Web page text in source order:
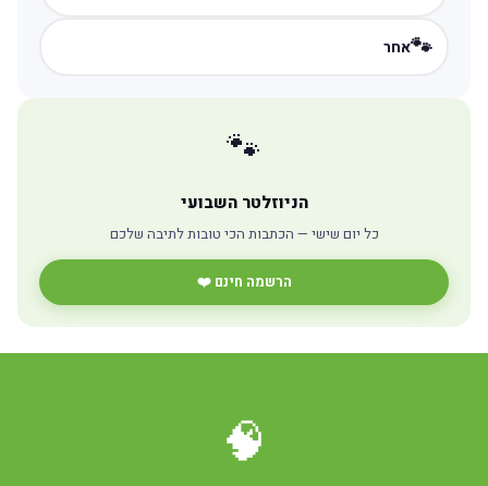
🐾אחר
🐾
הניוזלטר השבועי
כל יום שישי — הכתבות הכי טובות לתיבה שלכם
הרשמה חינם ❤️
🧠